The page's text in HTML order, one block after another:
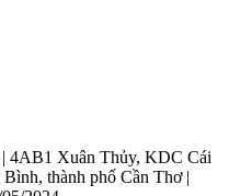
| 4AB1 Xuân Thủy, KDC Cái
thành phố Cần Thơ |